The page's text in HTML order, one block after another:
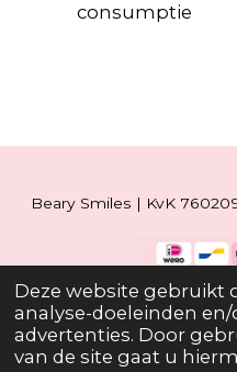
Deze website gebruikt
analyse-doeleinden
advertenties. Door
van de site gaat u
consumptie
Beary Smiles | KvK
© 2019 - 2026 Beary